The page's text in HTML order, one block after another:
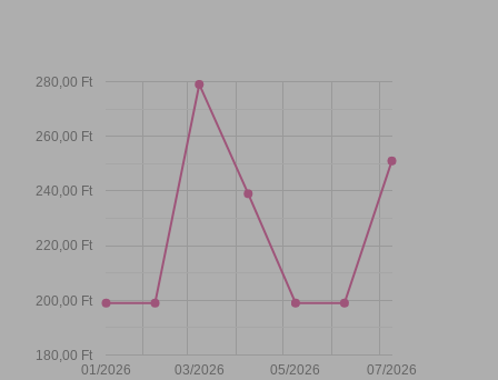
01/2026 03/2026 05/2026 07/2026
180,00 Ft
200,00 Ft
220,00 Ft
240,00 Ft
260,00 Ft
280,00 Ft